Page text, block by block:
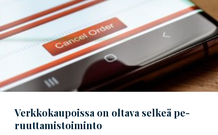
Verkkokaupoissa on oltava selkeä pe­
ruut­ta­mis­toi­min­to